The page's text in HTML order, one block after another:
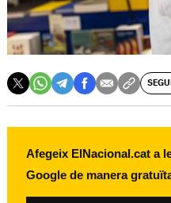
Afegeix ElNacional.cat a
Google de manera